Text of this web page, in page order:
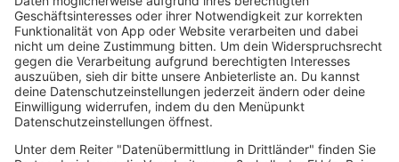
Lovesongs
Mayday
Rave
Reggae
RnB Ballads
Rock
Soul & RnB